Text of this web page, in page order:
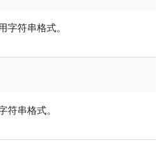
字符串格式。
符串格式。